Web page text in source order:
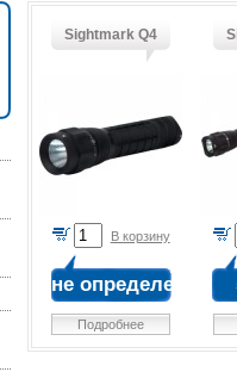
Sightmark Q4
В корзину
не определена
Подробнее